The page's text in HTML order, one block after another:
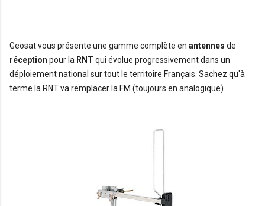
Geosat vous présente une gamme complète en antennes
réception pour la RNT qui évolue progressivement dans un
déploiement national sur tout le territoire Français. Sachez qu'à
terme la RNT va remplacer la FM (toujours en analogique).